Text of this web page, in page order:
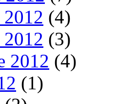
(4)
(3)
2012 (4)
(1)